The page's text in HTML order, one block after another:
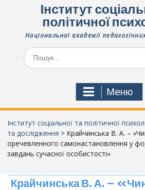
Інститут
політичної
Національної академії
Шукати:
Меню
Інститут соціальної та політичної
та дослідження > Крайчинська В. А. –
оречевленного самонастановлення у
завдань сучасної особистості»
Крайчинська В. А. –